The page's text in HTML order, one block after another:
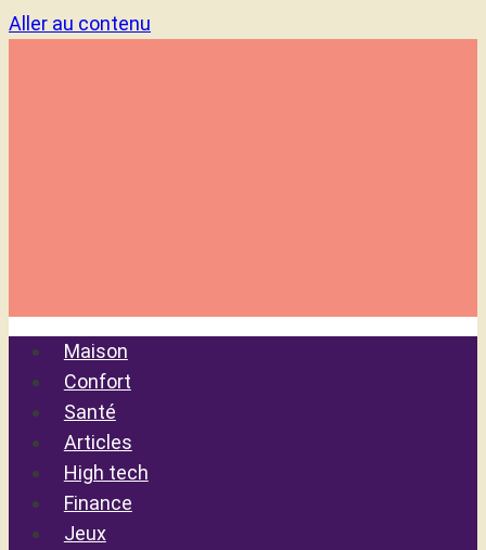
Aller au contenu
Maison
Confort
Santé
Articles
High tech
Finance
Jeux